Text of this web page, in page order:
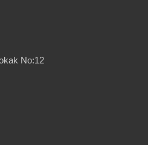
No:12